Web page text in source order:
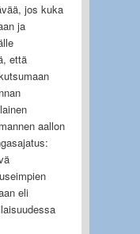
jos kuka
ja
että
aallon
eli